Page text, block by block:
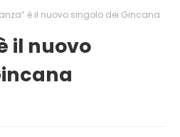
è il nuovo singolo dei Gincana
il nuovo